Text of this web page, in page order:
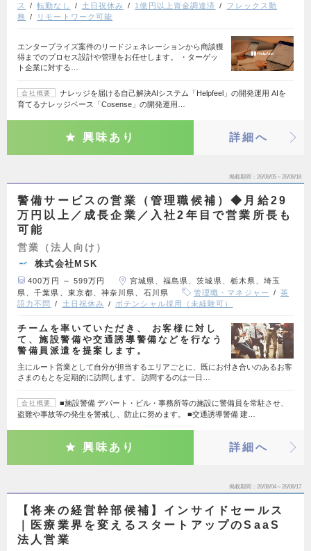
ス
転勤なし 土日祝休み 1億円以上資金調達済
フレックス勤
務
リモートワーク可能
エンタープライズ案件のリードジェネレーションから商談獲
得までのプロセス設計や管理をお任せします。 ・ターゲッ
ト企業に対する…
会社概要
ナレッジを届ける自己解決AIシステム「Helpfeel」の開発運用 AIを
育てるナレッジベース「Cosense」の開発運用…
興味あり 詳細へ
掲載期間 26/08/05～26/08/18
警備サービスの営業（管理職候補）◆月給29
万円以上／成長企業／入社2年目で営業所長も
可能
営業（法人向け）
株式会社MSK
400万円 ～ 599万円
宮城県、福島県、茨城県、栃木県、埼玉
県、千葉県、東京都、神奈川県、石川県
管理職・マネジャー
英
語力不問
土日祝休み ポテンシャル採用（未経験可）
チームを率いていただき、 お客様に対し
て、施設警備や交通誘導警備などを行なう
警備員派遣を提案します。
主にルート営業として自分が担当するエリアごとに、既にお付き合いのあるお客
さまのもとを定期的に訪問します。 訪問するのは一日…
会社概要
■施設警備 デパート・ビル・事務所等の施設に警備員を常駐させ、
盗難や事故等の発生を警戒し、防止に努めます。 ■交通誘導警備 建…
興味あり 詳細へ
掲載期間 26/08/04～26/08/17
【将来の経営幹部候補】インサイドセールス
｜医療業界を変えるスタートアップのSaaS
法人営業